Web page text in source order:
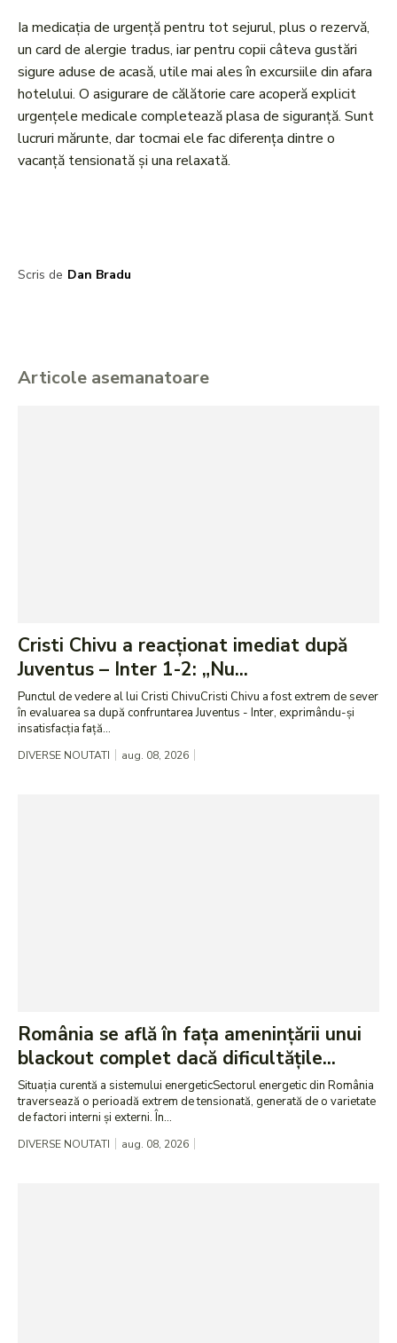
Ia medicația de urgență pentru tot sejurul, plus o rezervă,
un card de alergie tradus, iar pentru copii câteva gustări
sigure aduse de acasă, utile mai ales în excursiile din afara
hotelului. O asigurare de călătorie care acoperă explicit
urgențele medicale completează plasa de siguranță. Sunt
lucruri mărunte, dar tocmai ele fac diferența dintre o
vacanță tensionată și una relaxată.
Scris de Dan Bradu
Articole asemanatoare
Cristi Chivu a reacționat imediat după
Juventus – Inter 1-2: „Nu...
Punctul de vedere al lui Cristi ChivuCristi Chivu a fost extrem de sever
în evaluarea sa după confruntarea Juventus - Inter, exprimându-și
insatisfacția față...
DIVERSE NOUTATI aug. 08, 2026
România se află în fața amenințării unui
blackout complet dacă dificultățile...
Situația curentă a sistemului energeticSectorul energetic din România
traversează o perioadă extrem de tensionată, generată de o varietate
de factori interni și externi. În...
DIVERSE NOUTATI aug. 08, 2026